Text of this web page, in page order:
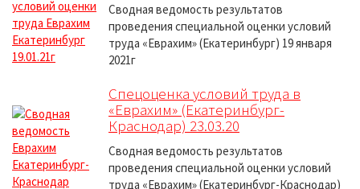
Сводная ведомость результатов
проведения специальной оценки условий
труда «Еврахим» (Екатеринбург) 19 января
2021г
Спецоценка условий труда в
«Еврахим» (Екатеринбург-
Краснодар) 23.03.20
Сводная ведомость результатов
проведения специальной оценки условий
труда «Еврахим» (Екатеринбург-Краснодар)